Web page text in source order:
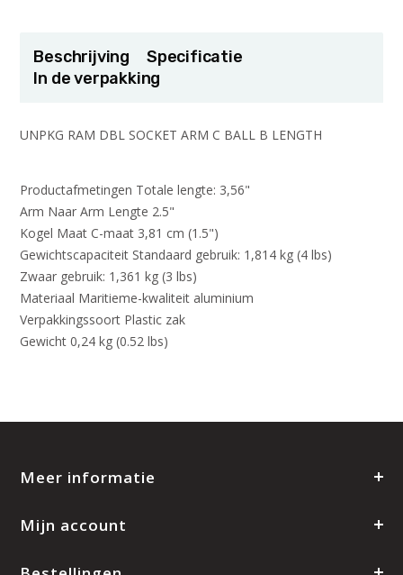
Beschrijving
Specificatie
In de verpakking
UNPKG RAM DBL SOCKET ARM C BALL B LENGTH
Productafmetingen Totale lengte: 3,56"
Arm Naar Arm Lengte 2.5"
Kogel Maat C-maat 3,81 cm (1.5")
Gewichtscapaciteit Standaard gebruik: 1,814 kg (4 lbs)
Zwaar gebruik: 1,361 kg (3 lbs)
Materiaal Maritieme-kwaliteit aluminium
Verpakkingssoort Plastic zak
Gewicht 0,24 kg (0.52 lbs)
Meer informatie
Mijn account